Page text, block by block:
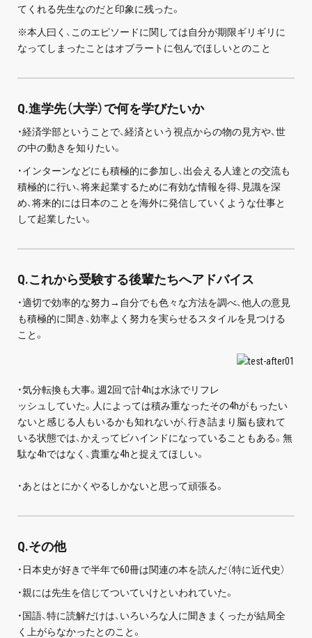
てくれる先生なのだと印象に残った。
※本人曰く、このエピソードに関しては自分が期限ギリギリに
なってしまったことはオブラートに包んでほしいとのこと
Q.進学先（大学）で何を学びたいか
・経済学部ということで、経済という視点からの物の見方や、世
の中の動きを知りたい。
・インターンなどにも積極的に参加し、出会える人達との交流も
積極的に行い、将来起業するために有効な情報を得、見識を深
め、将来的には日本のことを海外に発信していくような仕事と
して起業したい。
Q.これから受験する後輩たちへアドバイス
・適切で効率的な努力→自分でも色々な方法を調べ、他人の意見
も積極的に聞き、効率よく努力を実らせるスタイルを見つける
こと。
・気分転換も大事。週2回で計4hは水泳でリフレ
ッシュしていた。人によっては積み重なったその4hがもったい
ないと感じる人もいるかも知れないが、行き詰まり脳も疲れて
いる状態では、かえってビハインドになっていることもある。無
駄な4hではなく、貴重な4hと捉えてほしい。
・あとはとにかくやるしかないと思って頑張る。
Q.その他
・日本史が好きで半年で60冊は関連の本を読んだ（特に近代史）
・親には先生を信じてついていけといわれていた。
・国語、特に読解だけは、いろいろな人に聞きまくったが結局全
く上がらなかったとのこと。